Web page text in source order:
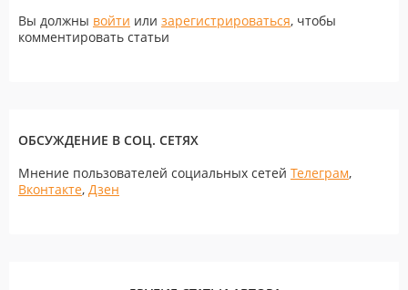
Вы должны войти или зарегистрироваться, чтобы
комментировать статьи
ОБСУЖДЕНИЕ В СОЦ. СЕТЯХ
Мнение пользователей социальных сетей Телеграм,
Вконтакте, Дзен